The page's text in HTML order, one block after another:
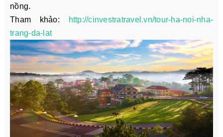
nồng.
Tham khảo:
http://cinvestratravel.vn/tour-ha-noi-nha-
trang-da-lat